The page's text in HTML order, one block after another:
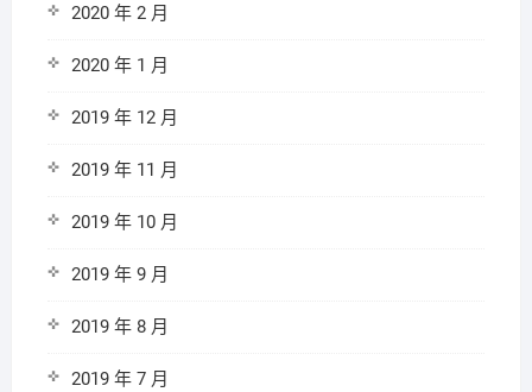
2020 年 2 月
2020 年 1 月
2019 年 12 月
2019 年 11 月
2019 年 10 月
2019 年 9 月
2019 年 8 月
2019 年 7 月